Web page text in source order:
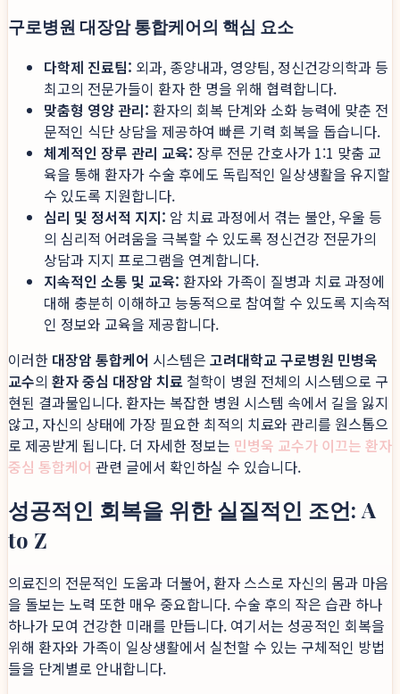
구로병원 대장암 통합케어의 핵심 요소
다학제 진료팀: 외과, 종양내과, 영양팀, 정신건강의학과 등
최고의 전문가들이 환자 한 명을 위해 협력합니다.
맞춤형 영양 관리: 환자의 회복 단계와 소화 능력에 맞춘 전
문적인 식단 상담을 제공하여 빠른 기력 회복을 돕습니다.
체계적인 장루 관리 교육: 장루 전문 간호사가 1:1 맞춤 교
육을 통해 환자가 수술 후에도 독립적인 일상생활을 유지할
수 있도록 지원합니다.
심리 및 정서적 지지: 암 치료 과정에서 겪는 불안, 우울 등
의 심리적 어려움을 극복할 수 있도록 정신건강 전문가의
상담과 지지 프로그램을 연계합니다.
지속적인 소통 및 교육: 환자와 가족이 질병과 치료 과정에
대해 충분히 이해하고 능동적으로 참여할 수 있도록 지속적
인 정보와 교육을 제공합니다.
이러한 대장암 통합케어 시스템은 고려대학교 구로병원 민병욱
교수의 환자 중심 대장암 치료 철학이 병원 전체의 시스템으로 구
현된 결과물입니다. 환자는 복잡한 병원 시스템 속에서 길을 잃지
않고, 자신의 상태에 가장 필요한 최적의 치료와 관리를 원스톱으
로 제공받게 됩니다. 더 자세한 정보는 민병욱 교수가 이끄는 환자
중심 통합케어 관련 글에서 확인하실 수 있습니다.
성공적인 회복을 위한 실질적인 조언: A
to Z
의료진의 전문적인 도움과 더불어, 환자 스스로 자신의 몸과 마음
을 돌보는 노력 또한 매우 중요합니다. 수술 후의 작은 습관 하나
하나가 모여 건강한 미래를 만듭니다. 여기서는 성공적인 회복을
위해 환자와 가족이 일상생활에서 실천할 수 있는 구체적인 방법
들을 단계별로 안내합니다.